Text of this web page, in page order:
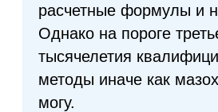
расчетные формулы и
Однако на пороге
тысячелетия
методы иначе как
могу.